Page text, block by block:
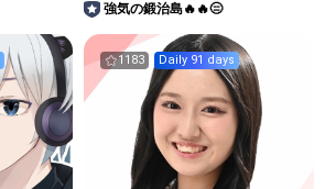
強気の鍛治島🔥🔥😑
1183 Daily 91 days